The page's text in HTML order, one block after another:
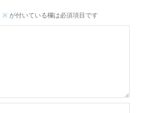
※ が付いている欄は必須項目です